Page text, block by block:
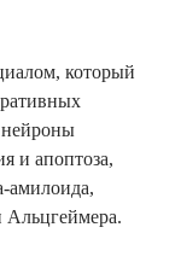
который
нейроны
и апоптоза,
амилоида,
Альцгеймера.